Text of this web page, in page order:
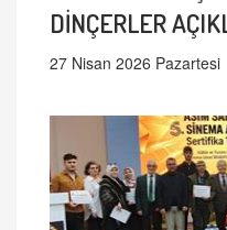
DİNÇERLER
27 Nisan 2026 Pazartesi